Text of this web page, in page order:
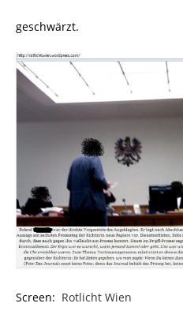
geschwärzt.
Screen: Rotlicht Wien